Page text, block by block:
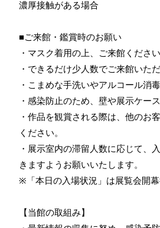
濃厚接触がある場合
■ご来館・鑑賞時のお願い
・マスク着用の上、ご来館ください
・できるだけ少人数でご来館いた
・こまめな手洗いやアルコール消
・感染防止のため、壁や展示ケー
・作品を観賞される際は、他のお
ください。
・展示室内の滞留人数に応じて、
きますようお願いいたします。
※「本日の入場状況」は展覧会開幕
【当館の取組み】